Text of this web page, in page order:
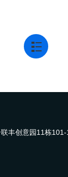
丰创意园11栋